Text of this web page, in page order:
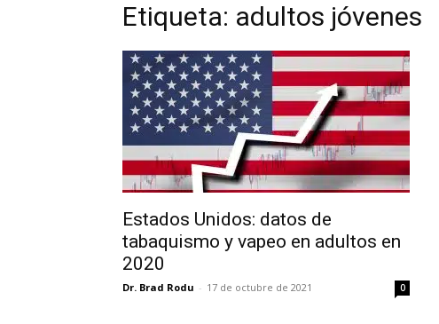
Etiqueta: adultos jóvenes
Estados Unidos: datos de
tabaquismo y vapeo en adultos en
2020
Dr. Brad Rodu - 17 de octubre de 2021 0